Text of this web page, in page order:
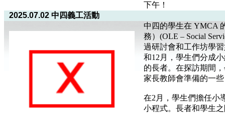
下午！
2025.07.02 中四義工活動
中四的學生在 YMCA
務）(OLE – Social
過研討會和工作坊學
和12月，學生們分成
的長者。在探訪期間
家長教師會準備的一
在2月，學生們擔任小
小程式。長者和學生